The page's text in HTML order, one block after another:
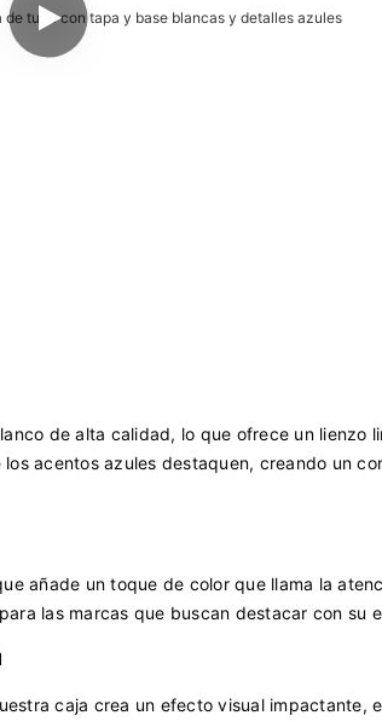
de alta calidad, lo que ofrece un lienzo
acentos azules destaquen, creando un
añade un toque de color que llama la
las marcas que buscan destacar con su
caja crea un efecto visual impactante,